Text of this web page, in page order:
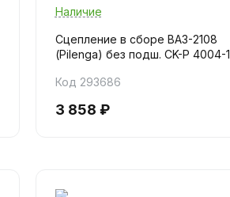
Наличие
Сцепление в сборе ВАЗ-2108
(Pilenga) без подш. CK-P 4004-1
Код 293686
3 858 ₽